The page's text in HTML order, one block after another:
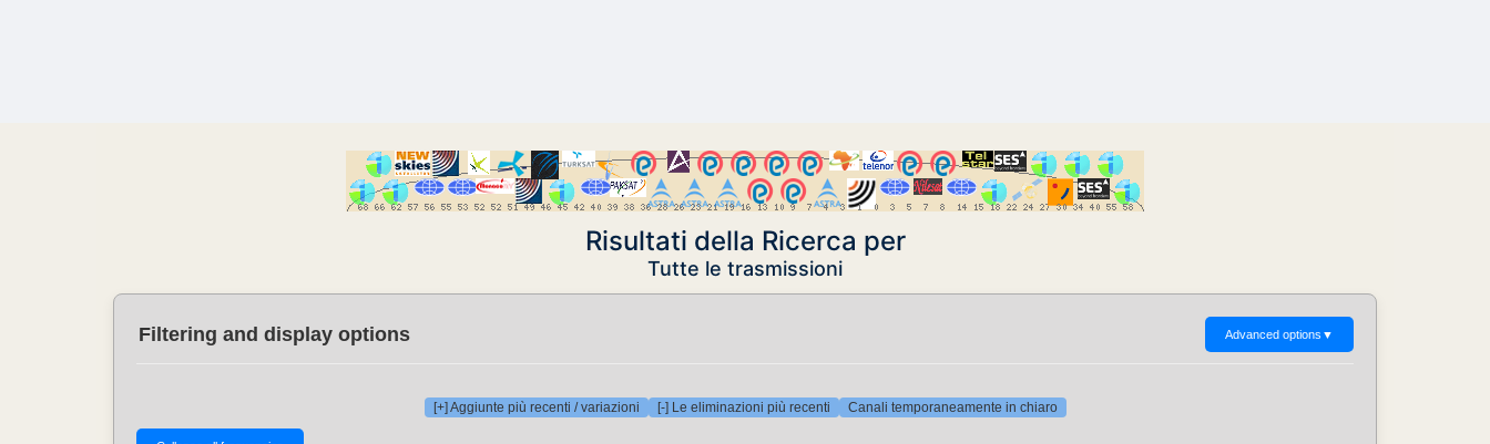
Risultati della Ricerca per
Tutte le trasmissioni
Filtering and display options Advanced options ▼
[+] Aggiunte più recenti / variazioni [-] Le eliminazioni più recenti Canali temporaneamente in chiaro